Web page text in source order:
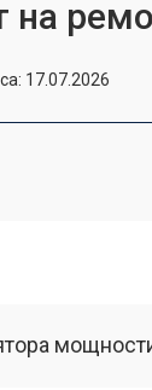
на
17.07.2026